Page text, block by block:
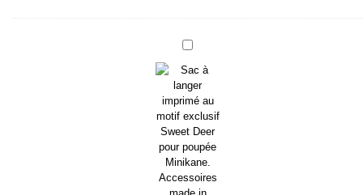
Sac
langer
poupée
Sweet
deer